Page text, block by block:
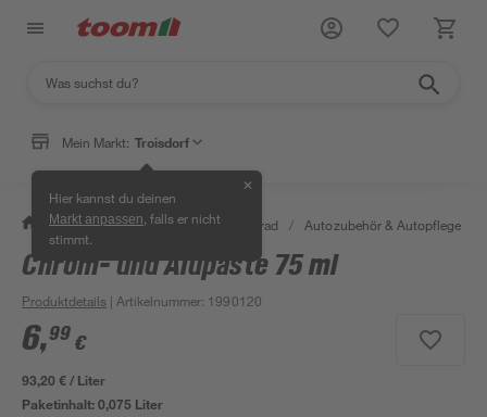
Mein Markt: Troisdorf
Hier kannst du deinen
Markt anpassen , falls er nicht
stimmt.
✕
/ Garten & Freizeit / Auto & Fahrrad / Autozubehör & Autopflege
Chrom- und Alupaste 75 ml
Produktdetails | Artikelnummer: 1990120
6,99 €
93,20 € / Liter
Paketinhalt:0,075 Liter